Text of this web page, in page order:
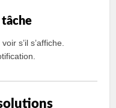
tâche
s’il s’affiche.